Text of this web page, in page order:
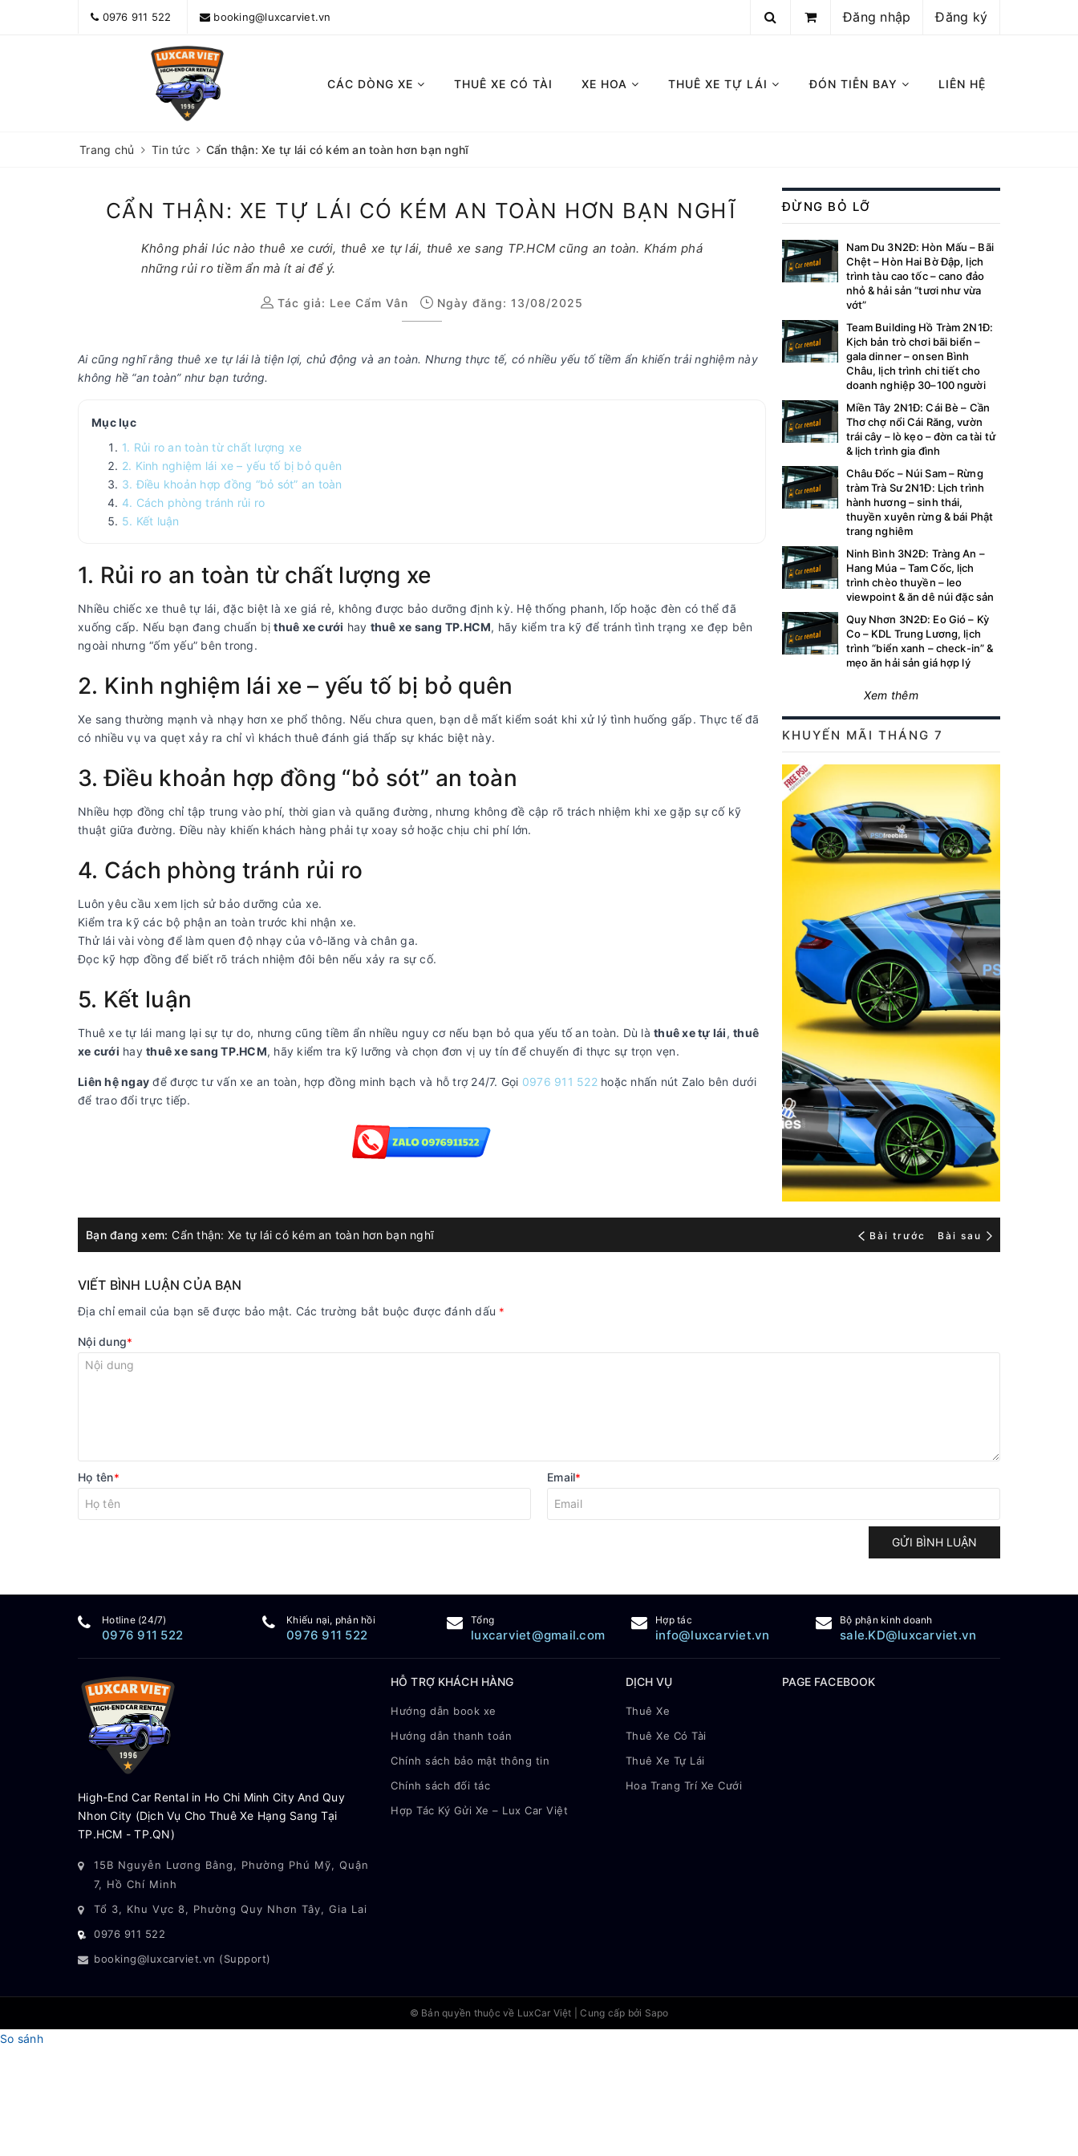
0976 911 522 booking@luxcarviet.vn Đăng ký
Đăng nhập
CÁC DÒNG XE THUÊ XE CÓ TÀI XE HOA THUÊ XE TỰ LÁI ĐÓN TIỄN BAY LIÊN HỆ
Trang chủ Tin tức Cẩn thận: Xe tự lái có kém an toàn hơn bạn nghĩ
CẨN THẬN: XE TỰ LÁI CÓ KÉM AN TOÀN HƠN BẠN NGHĨ
Không phải lúc nào thuê xe cưới, thuê xe tự lái, thuê xe sang TP.HCM cũng an toàn. Khám phá
những rủi ro tiềm ẩn mà ít ai để ý.
Tác giả: Lee Cẩm Vân Ngày đăng: 13/08/2025
Ai cũng nghĩ rằng thuê xe tự lái là tiện lợi, chủ động và an toàn. Nhưng thực tế, có nhiều yếu tố tiềm ẩn khiến trải nghiệm này
không hề “an toàn” như bạn tưởng.
Mục lục
1. Rủi ro an toàn từ chất lượng xe
2. Kinh nghiệm lái xe – yếu tố bị bỏ quên
3. Điều khoản hợp đồng “bỏ sót” an toàn
4. Cách phòng tránh rủi ro
5. Kết luận
1. Rủi ro an toàn từ chất lượng xe
Nhiều chiếc xe thuê tự lái, đặc biệt là xe giá rẻ, không được bảo dưỡng định kỳ. Hệ thống phanh, lốp hoặc đèn có thể đã
xuống cấp. Nếu bạn đang chuẩn bịthuê xe cưới hay thuê xe sang TP.HCM, hãy kiểm tra kỹ để tránh tình trạng xe đẹp bên
ngoài nhưng “ốm yếu” bên trong.
2. Kinh nghiệm lái xe – yếu tố bị bỏ quên
Xe sang thường mạnh và nhạy hơn xe phổ thông. Nếu chưa quen, bạn dễ mất kiểm soát khi xử lý tình huống gấp. Thực tế đã
có nhiều vụ va quẹt xảy ra chỉ vì khách thuê đánh giá thấp sự khác biệt này.
3. Điều khoản hợp đồng “bỏ sót” an toàn
Nhiều hợp đồng chỉ tập trung vào phí, thời gian và quãng đường, nhưng không đề cập rõ trách nhiệm khi xe gặp sự cố kỹ
thuật giữa đường. Điều này khiến khách hàng phải tự xoay sở hoặc chịu chi phí lớn.
4. Cách phòng tránh rủi ro
Luôn yêu cầu xem lịch sử bảo dưỡng của xe.
Kiểm tra kỹ các bộ phận an toàn trước khi nhận xe.
Thử lái vài vòng để làm quen độ nhạy của vô-lăng và chân ga.
Đọc kỹ hợp đồng để biết rõ trách nhiệm đôi bên nếu xảy ra sự cố.
5. Kết luận
Thuê xe tự lái mang lại sự tự do, nhưng cũng tiềm ẩn nhiều nguy cơ nếu bạn bỏ qua yếu tố an toàn. Dù là thuê xe tự lái, thuê
xe cưới hay thuê xe sang TP.HCM, hãy kiểm tra kỹ lưỡng và chọn đơn vị uy tín để chuyến đi thực sự trọn vẹn.
Liên hệ ngay để được tư vấn xe an toàn, hợp đồng minh bạch và hỗ trợ 24/7. Gọi 0976 911 522hoặc nhấn nút Zalo bên dưới
để trao đổi trực tiếp.
ĐỪNG BỎ LỠ
Nam Du 3N2Đ: Hòn Mấu – Bãi
Chệt – Hòn Hai Bờ Đập, lịch
trình tàu cao tốc – cano đảo
nhỏ & hải sản “tươi như vừa
vớt”
Team Building Hồ Tràm 2N1Đ:
Kịch bản trò chơi bãi biển –
gala dinner – onsen Bình
Châu, lịch trình chi tiết cho
doanh nghiệp 30–100 người
Miền Tây 2N1Đ: Cái Bè – Cần
Thơ chợ nổi Cái Răng, vườn
trái cây – lò kẹo – đờn ca tài tử
& lịch trình gia đình
Châu Đốc – Núi Sam – Rừng
tràm Trà Sư 2N1Đ: Lịch trình
hành hương – sinh thái,
thuyền xuyên rừng & bái Phật
trang nghiêm
Ninh Bình 3N2Đ: Tràng An –
Hang Múa – Tam Cốc, lịch
trình chèo thuyền – leo
viewpoint & ăn dê núi đặc sản
Quy Nhơn 3N2Đ: Eo Gió – Kỳ
Co – KDL Trung Lương, lịch
trình “biển xanh – check-in” &
mẹo ăn hải sản giá hợp lý
Xem thêm
KHUYẾN MÃI THÁNG 7
Bạn đang xem: Cẩn thận: Xe tự lái có kém an toàn hơn bạn nghĩ Bài trước Bài sau
VIẾT BÌNH LUẬN CỦA BẠN
Địa chỉ email của bạn sẽ được bảo mật. Các trường bắt buộc được đánh dấu *
Nội dung*
Họ tên* Email*
GỬI BÌNH LUẬN
Hotline (24/7)
0976 911 522
Khiếu nại, phản hồi
0976 911 522
Tổng
luxcarviet@gmail.com
Hợp tác
info@luxcarviet.vn
Bộ phận kinh doanh
sale.KD@luxcarviet.vn
High-End Car Rental in Ho Chi Minh City And Quy
Nhon City (Dịch Vụ Cho Thuê Xe Hạng Sang Tại
TP.HCM - TP.QN)
15B Nguyễn Lương Bằng, Phường Phú Mỹ, Quận
7, Hồ Chí Minh
Tổ 3, Khu Vực 8, Phường Quy Nhơn Tây, Gia Lai
0976 911 522
booking@luxcarviet.vn (Support)
HỖ TRỢ KHÁCH HÀNG
Hướng dẫn book xe
Hướng dẫn thanh toán
Chính sách bảo mật thông tin
Chính sách đối tác
Hợp Tác Ký Gửi Xe – Lux Car Việt
DỊCH VỤ
Thuê Xe
Thuê Xe Có Tài
Thuê Xe Tự Lái
Hoa Trang Trí Xe Cưới
PAGE FACEBOOK
© Bản quyền thuộc về LuxCar Việt Cung cấp bởi Sapo
So sánh